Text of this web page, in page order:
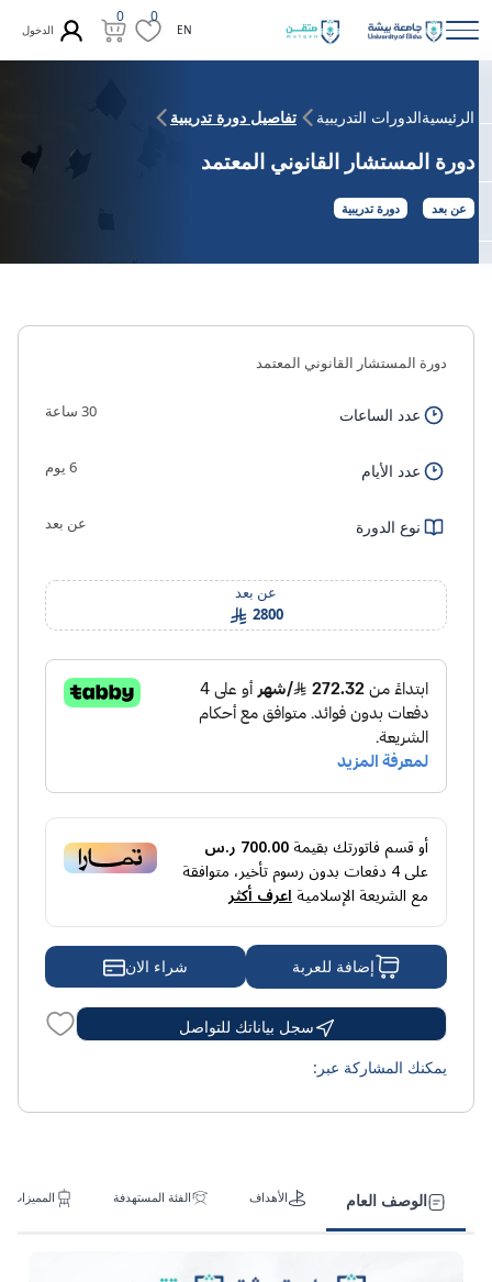
EN
0
0
الدخول
الرئيسيةالدورات التدريبية تفاصيل دورة تدريبية
دورة المستشار القانوني المعتمد
عن بعد دورة تدريبية
الوصف العام الأهداف الفئة المستهدفة المميزات
دورة المستشار القانوني المعتمد
عدد الساعات 30 ساعة
عدد الأيام 6 يوم
نوع الدورة عن بعد
عن بعد
2800
أو قسم فاتورتك بقيمة700.00 ر.س
على4 دفعات بدون رسوم تأخير، متوافقة
مع الشريعة الإسلاميةاعرف أكثر
إضافة للعربة شراء الان
سجل بياناتك للتواصل
يمكنك المشاركة عبر: